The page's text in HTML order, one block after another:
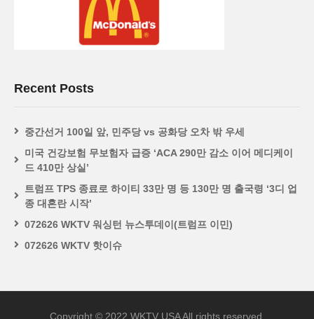
Recent Posts
중간선거 100일 앞, 민주당 vs 공화당 오차 밖 우세
미국 건강보험 무보험자 급증 ‘ACA 290만 감소 이어 메디케이
드 410만 상실’
트럼프 TPS 종료로 하이티 33만 명 등 130만 명 출국령 ‘3디 업
종 대혼란 시작’
072626 WKTV 워싱턴 뉴스투데이(트럼프 이민)
072626 WKTV 핫이슈
Copyright © 2022 WKTV USA All rights reserved.